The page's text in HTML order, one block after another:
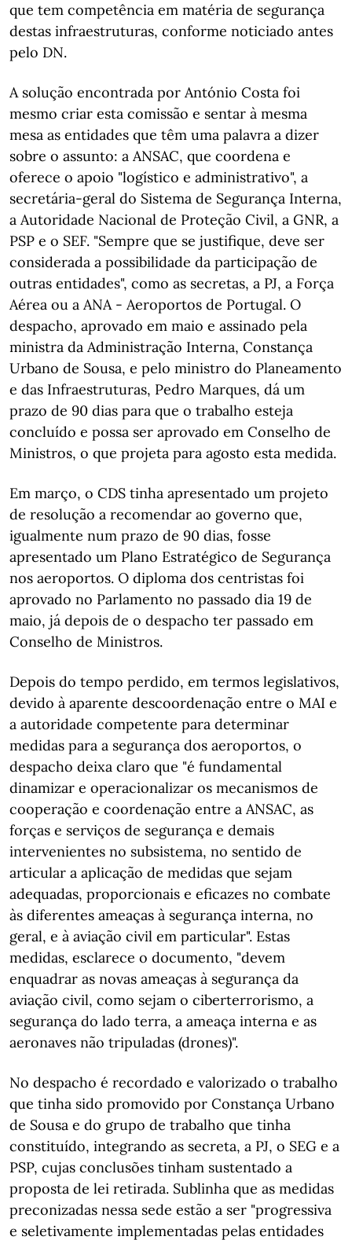
que tem competência em matéria de segurança
destas infraestruturas, conforme noticiado antes
pelo DN.
A solução encontrada por António Costa foi
mesmo criar esta comissão e sentar à mesma
mesa as entidades que têm uma palavra a dizer
sobre o assunto: a ANSAC, que coordena e
oferece o apoio "logístico e administrativo", a
secretária-geral do Sistema de Segurança Interna,
a Autoridade Nacional de Proteção Civil, a GNR, a
PSP e o SEF. "Sempre que se justifique, deve ser
considerada a possibilidade da participação de
outras entidades", como as secretas, a PJ, a Força
Aérea ou a ANA - Aeroportos de Portugal. O
despacho, aprovado em maio e assinado pela
ministra da Administração Interna, Constança
Urbano de Sousa, e pelo ministro do Planeamento
e das Infraestruturas, Pedro Marques, dá um
prazo de 90 dias para que o trabalho esteja
concluído e possa ser aprovado em Conselho de
Ministros, o que projeta para agosto esta medida.
Em março, o CDS tinha apresentado um projeto
de resolução a recomendar ao governo que,
igualmente num prazo de 90 dias, fosse
apresentado um Plano Estratégico de Segurança
nos aeroportos. O diploma dos centristas foi
aprovado no Parlamento no passado dia 19 de
maio, já depois de o despacho ter passado em
Conselho de Ministros.
Depois do tempo perdido, em termos legislativos,
devido à aparente descoordenação entre o MAI e
a autoridade competente para determinar
medidas para a segurança dos aeroportos, o
despacho deixa claro que "é fundamental
dinamizar e operacionalizar os mecanismos de
cooperação e coordenação entre a ANSAC, as
forças e serviços de segurança e demais
intervenientes no subsistema, no sentido de
articular a aplicação de medidas que sejam
adequadas, proporcionais e eficazes no combate
às diferentes ameaças à segurança interna, no
geral, e à aviação civil em particular". Estas
medidas, esclarece o documento, "devem
enquadrar as novas ameaças à segurança da
aviação civil, como sejam o ciberterrorismo, a
segurança do lado terra, a ameaça interna e as
aeronaves não tripuladas (drones)".
No despacho é recordado e valorizado o trabalho
que tinha sido promovido por Constança Urbano
de Sousa e do grupo de trabalho que tinha
constituído, integrando as secreta, a PJ, o SEG e a
PSP, cujas conclusões tinham sustentado a
proposta de lei retirada. Sublinha que as medidas
preconizadas nessa sede estão a ser "progressiva
e seletivamente implementadas pelas entidades